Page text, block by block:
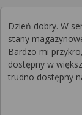
Dzień dobry. W
stany
Bardzo mi
dostępny w
trudno dostępny